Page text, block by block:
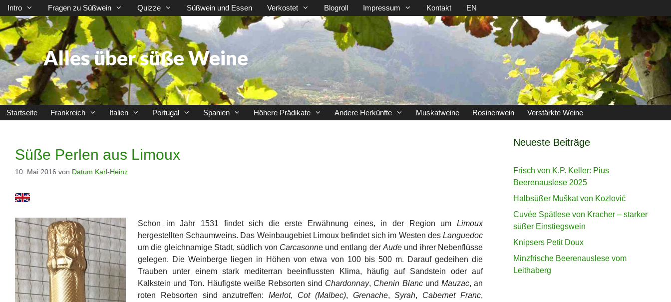
Zum
Inhalt
springen
Intro Fragen zu Süßwein Quizze Süßwein und Essen Verkostet Blogroll Impressum Kontakt EN
Alles über süße Weine
Startseite Frankreich Italien Portugal Spanien Höhere Prädikate Andere Herkünfte Muskatweine Rosinenwein Verstärkte Weine
Süße Perlen aus Limoux
10. Mai 2016 von Datum Karl-Heinz
Schon im Jahr 1531 findet sich die erste Erwähnung eines, in der Region um Limoux
hergestellten Schaumweins. Das Weinbaugebiet Limoux befindet sich im Westen des Languedoc
um die gleichnamige Stadt, südlich von Carcasonne und entlang derAude und ihrer Nebenflüsse
gelegen. Die Weinberge liegen in Höhen von etwa von 100 bis 500 m. Darauf gedeihen die
Trauben unter einem stark mediterran beeinflussten Klima, häufig auf Sandstein oder auf
Kalkstein und Ton. Häufigste weiße Rebsorten sind Chardonnay, Chenin Blancund Mauzac, an
roten Rebsorten sind anzutreffen:Merlot, Cot (Malbec), Grenache,Syrah, Cabernet Franc,
Neueste Beiträge
Frisch von K.P. Keller: Pius
Beerenauslese 2025
Halbsüßer Muškat von Kozlović
Cuvée Spätlese von Kracher – starker
süßer Einstiegswein
Knipsers Petit Doux
Minzfrische Beerenauslese vom
Leithaberg